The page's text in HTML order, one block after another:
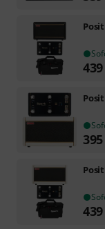
439
395
439